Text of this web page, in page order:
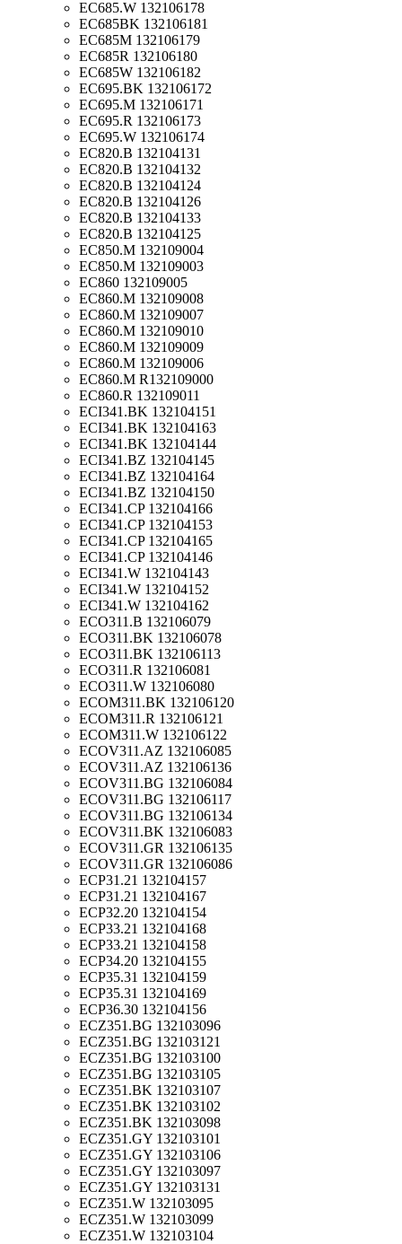
EC685.W 132106178
EC685BK 132106181
EC685M 132106179
EC685R 132106180
EC685W 132106182
EC695.BK 132106172
EC695.M 132106171
EC695.R 132106173
EC695.W 132106174
EC820.B 132104131
EC820.B 132104132
EC820.B 132104124
EC820.B 132104126
EC820.B 132104133
EC820.B 132104125
EC850.M 132109004
EC850.M 132109003
EC860 132109005
EC860.M 132109008
EC860.M 132109007
EC860.M 132109010
EC860.M 132109009
EC860.M 132109006
EC860.M R132109000
EC860.R 132109011
ECI341.BK 132104151
ECI341.BK 132104163
ECI341.BK 132104144
ECI341.BZ 132104145
ECI341.BZ 132104164
ECI341.BZ 132104150
ECI341.CP 132104166
ECI341.CP 132104153
ECI341.CP 132104165
ECI341.CP 132104146
ECI341.W 132104143
ECI341.W 132104152
ECI341.W 132104162
ECO311.B 132106079
ECO311.BK 132106078
ECO311.BK 132106113
ECO311.R 132106081
ECO311.W 132106080
ECOM311.BK 132106120
ECOM311.R 132106121
ECOM311.W 132106122
ECOV311.AZ 132106085
ECOV311.AZ 132106136
ECOV311.BG 132106084
ECOV311.BG 132106117
ECOV311.BG 132106134
ECOV311.BK 132106083
ECOV311.GR 132106135
ECOV311.GR 132106086
ECP31.21 132104157
ECP31.21 132104167
ECP32.20 132104154
ECP33.21 132104168
ECP33.21 132104158
ECP34.20 132104155
ECP35.31 132104159
ECP35.31 132104169
ECP36.30 132104156
ECZ351.BG 132103096
ECZ351.BG 132103121
ECZ351.BG 132103100
ECZ351.BG 132103105
ECZ351.BK 132103107
ECZ351.BK 132103102
ECZ351.BK 132103098
ECZ351.GY 132103101
ECZ351.GY 132103106
ECZ351.GY 132103097
ECZ351.GY 132103131
ECZ351.W 132103095
ECZ351.W 132103099
ECZ351.W 132103104